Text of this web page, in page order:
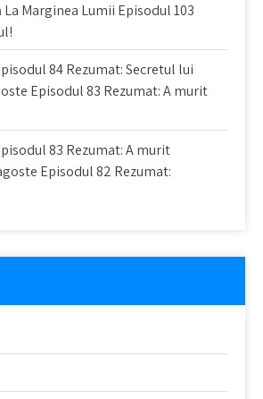
La Marginea Lumii Episodul 103
84 Rezumat: Secretul lui
Episodul 83 Rezumat: A murit
83 Rezumat: A murit
Episodul 82 Rezumat: